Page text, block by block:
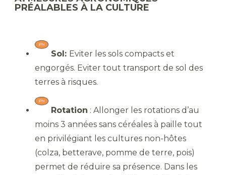
PRÉALABLES À LA CULTURE
Sol: Eviter les sols compacts et
engorgés. Eviter tout transport de sol des
terres à risques.
Rotation : Allonger les rotations d’au
moins 3 années sans céréales à paille tout
en privilégiant les cultures non-hôtes
(colza, betterave, pomme de terre, pois)
permet de réduire sa présence. Dans les